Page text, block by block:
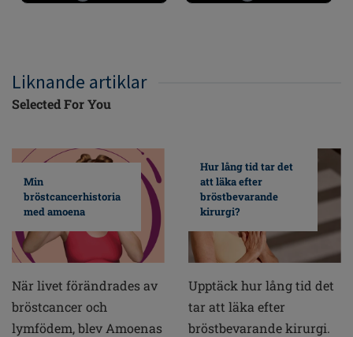
Liknande artiklar
Selected For You
Min
bröstcancerhistoria
med amoena
När livet förändrades av
bröstcancer och
lymfödem, blev Amoenas
Hur lång tid tar det
att läka efter
bröstbevarande
kirurgi?
Upptäck hur lång tid det
tar att läka efter
bröstbevarande kirurgi.